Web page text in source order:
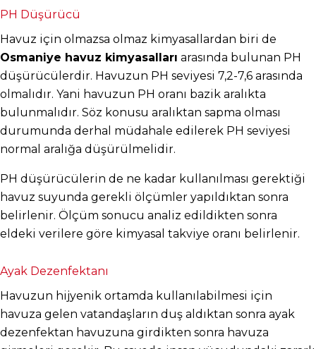
PH Düşürücü
Osmaniye havuz kimyasalları arasında bulunan PH
düşürücülerdir. Havuzun PH seviyesi 7,2-7,6 arasında
olmalıdır. Yani havuzun PH oranı bazik aralıkta
bulunmalıdır. Söz konusu aralıktan sapma olması
durumunda derhal müdahale edilerek PH seviyesi
normal aralığa düşürülmelidir.
PH düşürücülerin de ne kadar kullanılması gerektiği
havuz suyunda gerekli ölçümler yapıldıktan sonra
belirlenir. Ölçüm sonucu analiz edildikten sonra
eldeki verilere göre kimyasal takviye oranı belirlenir.
Ayak Dezenfektanı
Havuzun hijyenik ortamda kullanılabilmesi için
havuza gelen vatandaşların duş aldıktan sonra ayak
dezenfektan havuzuna girdikten sonra havuza